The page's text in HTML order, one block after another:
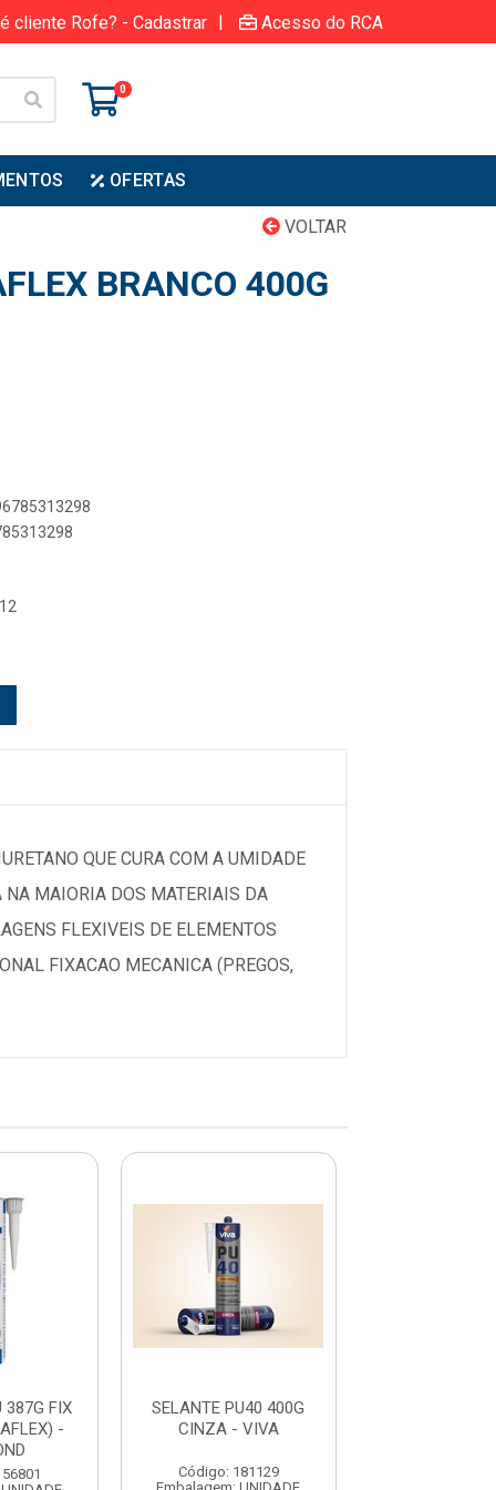
cliente Rofe? - Cadastrar | Acesso do RCA
0
OFERTAS
VOLTAR
BRANCO 400G
QUE CURA COM A UMIDADE
NA MAIORIA DOS MATERIAIS DA
FLEXIVEIS DE ELEMENTOS
FIXACAO MECANICA (PREGOS,
387G FIX
-
SELANTE PU40 400G
CINZA - VIVA
Código: 181129